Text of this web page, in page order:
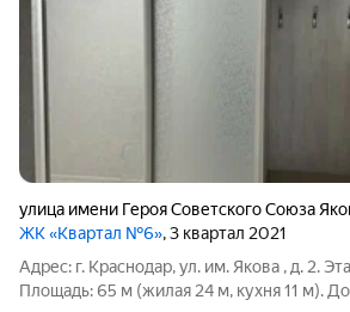
улица имени Героя Советского Союза
ЖК «Квартал №6», 3 квартал 2021
Адрес: г. Краснодар, ул. им. Якова , д. 2.
Площадь: 65 м (жилая 24 м, кухня 11 м). Дом: панельный, новая